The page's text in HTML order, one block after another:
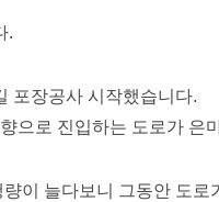
.
포장공사 시작했습니다.
으로 진입하는 도로가 은
이 늘다보니 그동안 도로